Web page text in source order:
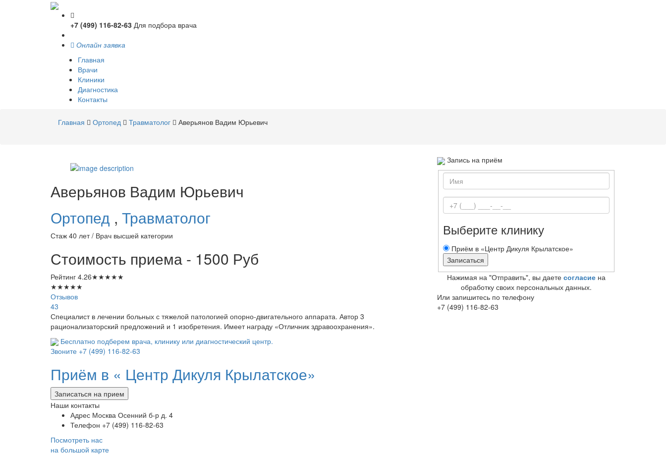
+7 (499) 116-82-63 Для подбора врача
Онлайн заявка
Главная
Врачи
Клиники
Диагностика
Контакты
Главная Ортопед Травматолог Аверьянов Вадим Юрьевич
Аверьянов Вадим Юрьевич
Ортопед , Травматолог
Стаж 40 лет / Врач высшей категории
Стоимость приема - 1500 Руб
Рейтинг 4.26★★★★★
★★★★★
Отзывов
43
Специалист в лечении больных с тяжелой патологией опорно-двигательного аппарата. Автор 3
рационализаторский предложений и 1 изобретения. Имеет награду «Отличник здравоохранения».
Бесплатно подберем врача, клинику или диагностический центр.
Звоните +7 (499) 116-82-63
Запись на приём
Выберите клинику
Приём в «Центр Дикуля Крылатское»
Нажимая на "Отправить", вы даете согласие на
обработку своих персональных данных.
Или запишитесь по телефону
+7 (499) 116-82-63
Приём в « Центр Дикуля Крылатское»
Записаться на прием
Наши контакты
Адрес Москва Осенний б-р д. 4
Телефон +7 (499) 116-82-63
Посмотреть нас
на большой карте